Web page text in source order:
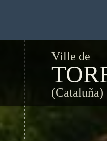
Ville de
(Cataluña)